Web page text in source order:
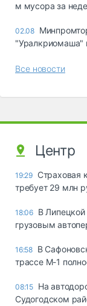
м мусора за
02.08
"Уралкриомаша"
Все новости
Центр
19:29 Страховая
требует 29 млн
18:06 В
грузовым
16:58 В
трассе М-1
08:15 На
Судогодском